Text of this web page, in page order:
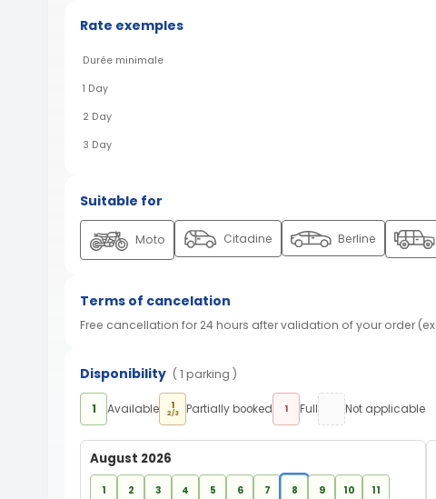
Rate exemples
Durée minimale
1 Day
2 Day
3 Day
Suitable for
Moto Citadine Berline
Terms of cancelation
Free cancellation for 24 hours after validation of your order
Disponibility ( 1 parking )
1 Available 1
2/3 Partially booked 1 Full Not applicable
August 2026
1 2 3 4 5 6 7 8 9 10 11